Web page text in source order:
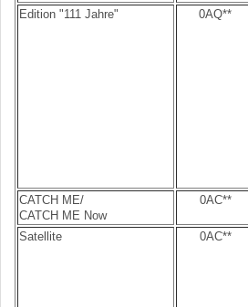
Edition "111 Jahre" 0AQ**
CATCH ME/
CATCH ME Now
0AC**
Satellite 0AC**